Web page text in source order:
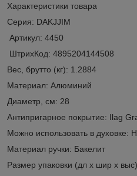
Характеристики товара
Серия: DAKJJIM
Артикул: 4450
ШтрихКод: 4895204144508
Вес, брутто (кг): 1.2884
Материал: Алюминий
Диаметр, см: 28
Антипригарное покрытие: Ilag
Можно использовать в духовке:
Материал ручки: Бакелит
Размер упаковки (дл х шир х